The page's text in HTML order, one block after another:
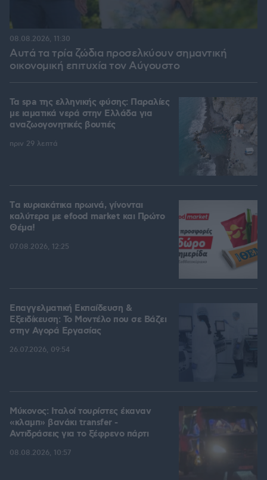
Αυτά τα τρία ζώδια προσελκύουν σημαντική
οικονομική επιτυχία τον Αύγουστο
08.08.2026, 11:30
Τα spa της ελληνικής φύσης: Παραλίες
με ιαματικά νερά στην Ελλάδα για
αναζωογονητικές βουτιές
πριν 29 λεπτά
Tα κυριακάτικα πρωινά, γίνονται
καλύτερα με efood market και Πρώτο
Θέμα!
07.08.2026, 12:25
Επαγγελματική Εκπαίδευση &
Εξειδίκευση: Το Mοντέλο που σε Bάζει
στην Aγορά Eργασίας
26.07.2026, 09:54
Μύκονος: Ιταλοί τουρίστες έκαναν
«κλαμπ» βανάκι transfer -
Αντιδράσεις για το ξέφρενο πάρτι
08.08.2026, 10:57